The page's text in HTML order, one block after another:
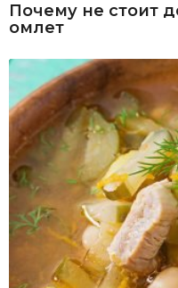
Почему не стоит
омлет